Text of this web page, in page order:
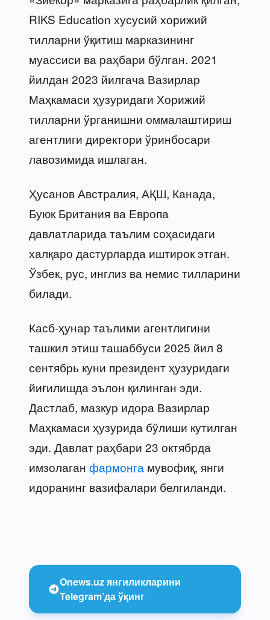
RIKS Education хусусий хорижий
тилларни ўқитиш марказининг
муассиси ва раҳбари бўлган. 2021
йилдан 2023 йилгача Вазирлар
Маҳкамаси ҳузуридаги Хорижий
тилларни ўрганишни оммалаштириш
агентлиги директори ўринбосари
лавозимида ишлаган.
Ҳусанов Австралия, АҚШ, Канада,
Буюк Британия ва Европа
давлатларида таълим соҳасидаги
халқаро дастурларда иштирок этган.
Ўзбек, рус, инглиз ва немис тилларини
билади.
Касб-ҳунар таълими агентлигини
ташкил этиш ташаббуси 2025 йил 8
сентябрь куни президент ҳузуридаги
йиғилишда эълон қилинган эди.
Дастлаб, мазкур идора Вазирлар
Маҳкамаси ҳузурида бўлиши кутилган
эди. Давлат раҳбари 23 октябрда
имзолаган фармонга мувофиқ, янги
идоранинг вазифалари белгиланди.
Onews.uz янгиликларини
Telegram’да ўқинг